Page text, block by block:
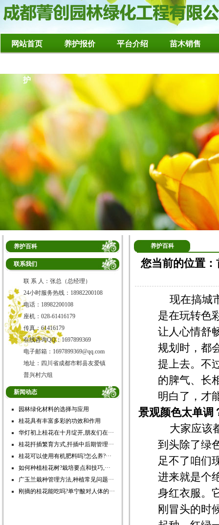
网站首页 养护报价 平台介绍 苗木销售
护
养护百科
联系我们
联 系 人：张总（总经理）
24小时服务热线：18982200108
电话：18982200108
座机：028-61416179
传真：61416179
在线咨询QQ：1697899369
电子邮箱：1697899369@qq.com
地址：四川省成都市郫县友爱镇
普兴村六组
新闻动态
园林绿化材料的选择与应用
桂花具有丰富多彩的功效和作用
华灯初上桂花在十月绽开,朋友们在···
桂花扦插繁育方式,扦插中后期管理···
桂花可以使用有机肥料吗?怎么养?···
如何种植桂花树?栽培要点和技巧,···
广玉兰栽种管理方法,种植常见问题···
刚摘的桂花能吃吗?单宁酸对人体的···
养护百科
您当前的位置：
现在搞城
是在玩转色
让人心情舒
规划时，都
提上去。不
的脾气、长
明白了，才
景观颜色太单调
大家应该
到头除了绿
足不了咱们
进来就是个
身红衣服。
刚冒头的时